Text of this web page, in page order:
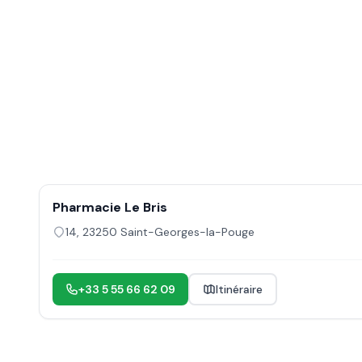
Pharmacie Le Bris
14, 23250 Saint-Georges-la-Pouge
+33 5 55 66 62 09 Itinéraire